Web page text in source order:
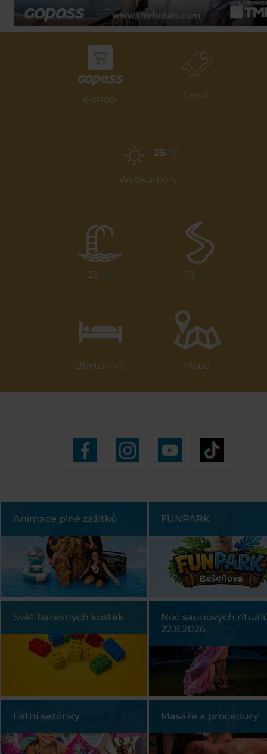
e-shop Ceník
25°C
Webkamery
23 / 23 13 / 13
Ubytování Mapa
Animace plné zážitků FUNPARK
Svět barevných kostek
Noc saunových
22.8.2026
Letní sezónky Masáže a procedury